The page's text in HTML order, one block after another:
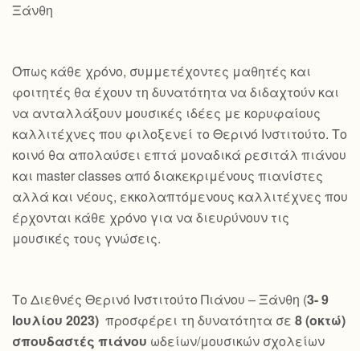
Ξάνθη
Όπως κάθε χρόνο, συμμετέχοντες μαθητές και
φοιτητές θα έχουν τη δυνατότητα να διδαχτούν και
να ανταλλάξουν μουσικές ιδέες με κορυφαίους
καλλιτέχνες που φιλοξενεί το Θερινό Ινστιτούτο. Το
κοινό θα απολαύσει επτά μοναδικά ρεσιτάλ πιάνου
και master classes από διακεκριμένους πιανίστες
αλλά και νέους, εκκολαπτόμενους καλλιτέχνες που
έρχονται κάθε χρόνο για να διευρύνουν τις
μουσικές τους γνώσεις.
Το Διεθνές Θερινό Ινστιτούτο Πιάνου – Ξάνθη (3- 9
Ιουλίου 2023) προσφέρει τη δυνατότητα σε 8 (οκτώ)
σπουδαστές πιάνου ωδείων/μουσικών σχολείων